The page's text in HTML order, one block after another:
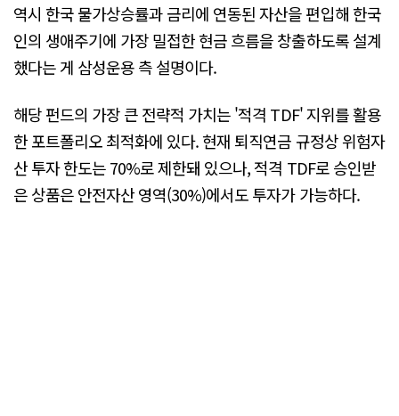
역시 한국 물가상승률과 금리에 연동된 자산을 편입해 한국
인의 생애주기에 가장 밀접한 현금 흐름을 창출하도록 설계
했다는 게 삼성운용 측 설명이다.
해당 펀드의 가장 큰 전략적 가치는 '적격 TDF' 지위를 활용
한 포트폴리오 최적화에 있다. 현재 퇴직연금 규정상 위험자
산 투자 한도는 70%로 제한돼 있으나, 적격 TDF로 승인받
은 상품은 안전자산 영역(30%)에서도 투자가 가능하다.